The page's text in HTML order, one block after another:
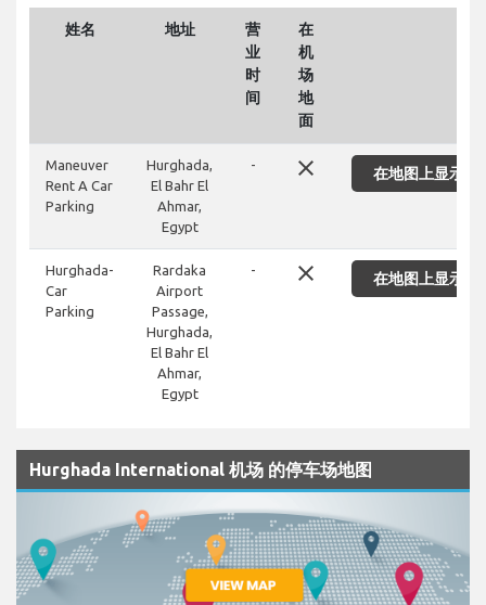
姓名 地址
营
业
时
间
在
机
场
地
面
Maneuver
Rent A Car
Parking
Hurghada,
El Bahr El
Ahmar,
Egypt
- close 在地图上显示
Hurghada-
Car
Parking
Rardaka
Airport
Passage,
Hurghada,
El Bahr El
Ahmar,
Egypt
- close 在地图上显示
Hurghada International 机场 的停车场地图